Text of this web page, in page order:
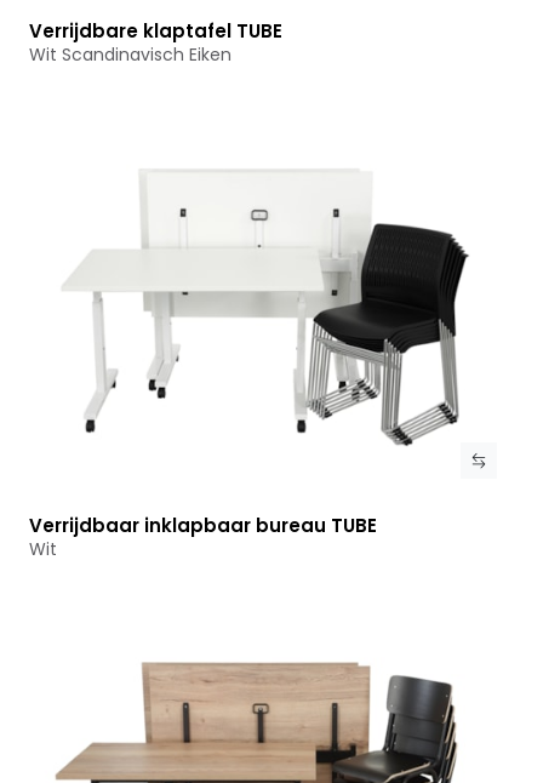
Bekijk product
Verrijdbare klaptafel TUBE
Wit Scandinavisch Eiken
Bekijk product
Verrijdbaar inklapbaar bureau TUBE
Wit